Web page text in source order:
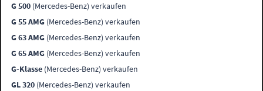
G 500 (Mercedes-Benz) verkaufen
G 55 AMG (Mercedes-Benz) verkaufen
G 63 AMG (Mercedes-Benz) verkaufen
G 65 AMG (Mercedes-Benz) verkaufen
G-Klasse (Mercedes-Benz) verkaufen
GL 320 (Mercedes-Benz) verkaufen